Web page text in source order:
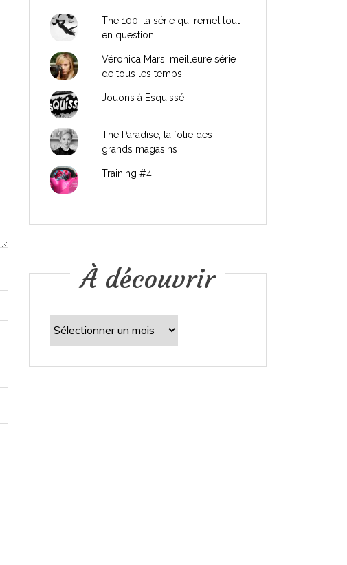
The 100, la série qui remet tout
en question
Véronica Mars, meilleure série
de tous les temps
Jouons à Esquissé !
The Paradise, la folie des
grands magasins
Training #4
À découvrir
découvrir